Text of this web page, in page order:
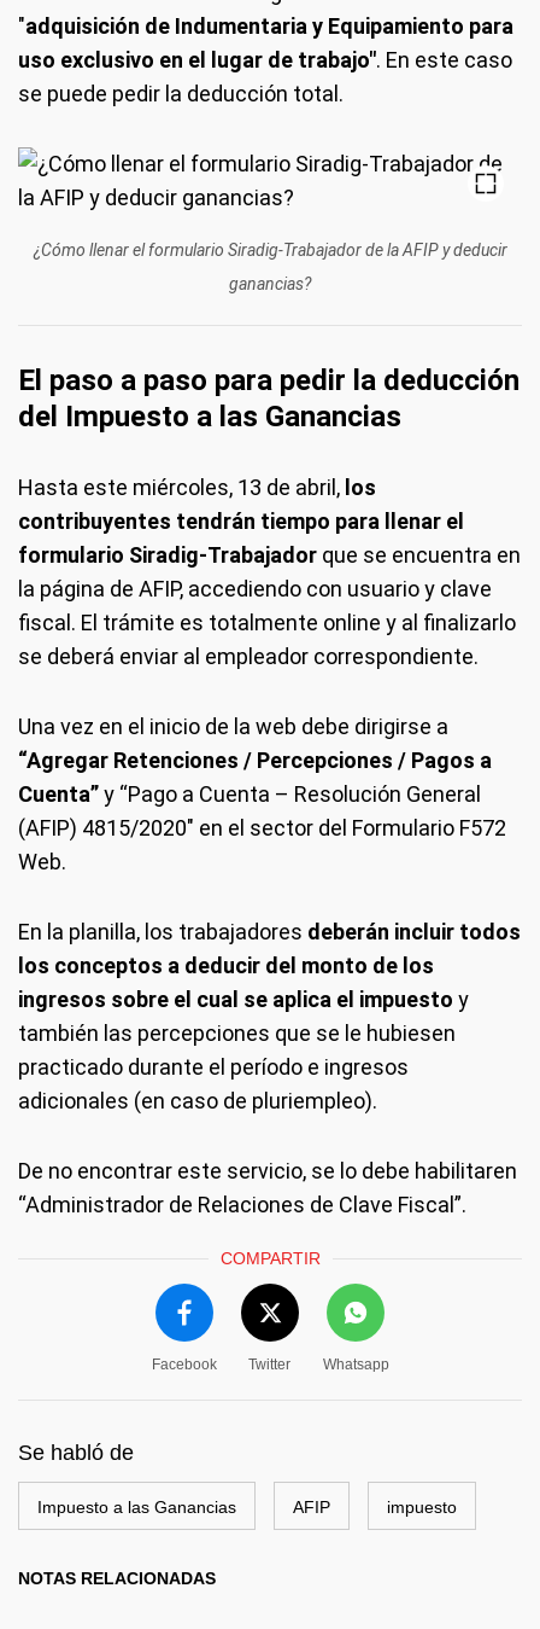
"adquisición de Indumentaria y Equipamiento para
uso exclusivo en el lugar de trabajo". En este caso
se puede pedir la deducción total.
¿Cómo llenar el formulario Siradig-Trabajador de la AFIP y deducir
ganancias?
El paso a paso para pedir la deducción
del Impuesto a las Ganancias
Hasta este miércoles, 13 de abril, los
contribuyentes tendrán tiempo para llenar el
formulario Siradig-Trabajador que se encuentra en
la página de AFIP, accediendo con usuario y clave
fiscal. El trámite es totalmente online y al finalizarlo
se deberá enviar al empleador correspondiente.
Una vez en el inicio de la web debe dirigirse a
“Agregar Retenciones / Percepciones / Pagos a
Cuenta”y “Pago a Cuenta – Resolución General
(AFIP) 4815/2020″ en el sector del Formulario F572
Web.
En la planilla, los trabajadores deberán incluir todos
los conceptos a deducir del monto de los
ingresos sobre el cual se aplica el impuesto y
también las percepciones que se le hubiesen
practicado durante el período e ingresos
adicionales (en caso de pluriempleo).
De no encontrar este servicio, se lo debe habilitaren
“Administrador de Relaciones de Clave Fiscal”.
COMPARTIR
Facebook Twitter Whatsapp
Se habló de
Impuesto a las Ganancias AFIP impuesto
NOTAS RELACIONADAS